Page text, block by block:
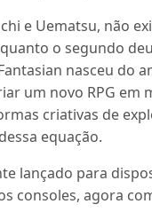
e Uematsu, não
o segundo
nasceu do
um novo RPG
criativas de
equação.
lançado para
consoles, agora